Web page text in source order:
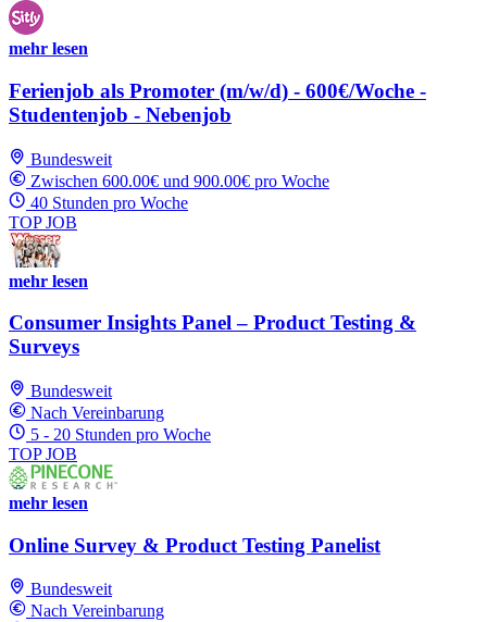
mehr lesen
Ferienjob als Promoter (m/w/d) - 600€/Woche -
Studentenjob - Nebenjob
Bundesweit
Zwischen 600.00€ und 900.00€ pro Woche
40 Stunden pro Woche
TOP JOB
mehr lesen
Consumer Insights Panel – Product Testing &
Surveys
Bundesweit
Nach Vereinbarung
5 - 20 Stunden pro Woche
TOP JOB
mehr lesen
Online Survey & Product Testing Panelist
Bundesweit
Nach Vereinbarung